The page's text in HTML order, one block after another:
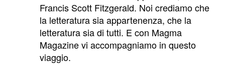
Francis Scott Fitzgerald. Noi crediamo che
la letteratura sia appartenenza, che la
letteratura sia di tutti. E con Magma
Magazine vi accompagniamo in questo
viaggio.